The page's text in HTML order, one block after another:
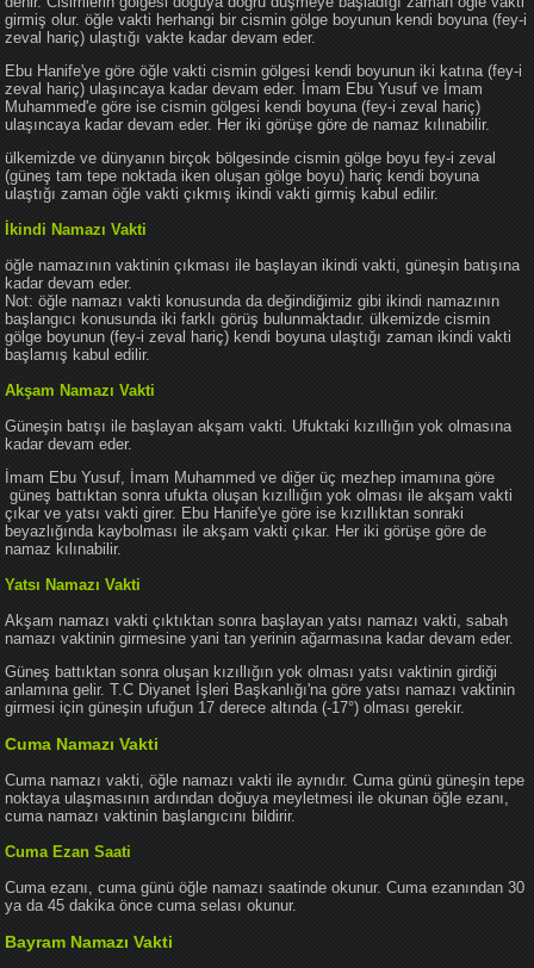
girmiş olur. öğle vakti herhangi bir cismin gölge boyunun kendi boyuna (fey-i
zeval hariç) ulaştığı vakte kadar devam eder.
Ebu Hanife'ye göre öğle vakti cismin gölgesi kendi boyunun iki katına (fey-i
zeval hariç) ulaşıncaya kadar devam eder. İmam Ebu Yusuf ve İmam
Muhammed'e göre ise cismin gölgesi kendi boyuna (fey-i zeval hariç)
ulaşıncaya kadar devam eder. Her iki görüşe göre de namaz kılınabilir.
ülkemizde ve dünyanın birçok bölgesinde cismin gölge boyu fey-i zeval
(güneş tam tepe noktada iken oluşan gölge boyu) hariç kendi boyuna
ulaştığı zaman öğle vakti çıkmış ikindi vakti girmiş kabul edilir.
İkindi Namazı Vakti
öğle namazının vaktinin çıkması ile başlayan ikindi vakti, güneşin batışına
kadar devam eder.
Not: öğle namazı vakti konusunda da değindiğimiz gibi ikindi namazının
başlangıcı konusunda iki farklı görüş bulunmaktadır. ülkemizde cismin
gölge boyunun (fey-i zeval hariç) kendi boyuna ulaştığı zaman ikindi vakti
başlamış kabul edilir.
Akşam Namazı Vakti
Güneşin batışı ile başlayan akşam vakti. Ufuktaki kızıllığın yok olmasına
kadar devam eder.
İmam Ebu Yusuf, İmam Muhammed ve diğer üç mezhep imamına göre
güneş battıktan sonra ufukta oluşan kızıllığın yok olması ile akşam vakti
çıkar ve yatsı vakti girer. Ebu Hanife'ye göre ise kızıllıktan sonraki
beyazlığında kaybolması ile akşam vakti çıkar. Her iki görüşe göre de
namaz kılınabilir.
Yatsı Namazı Vakti
Akşam namazı vakti çıktıktan sonra başlayan yatsı namazı vakti, sabah
namazı vaktinin girmesine yani tan yerinin ağarmasına kadar devam eder.
Güneş battıktan sonra oluşan kızıllığın yok olması yatsı vaktinin girdiği
anlamına gelir. T.C Diyanet İşleri Başkanlığı'na göre yatsı namazı vaktinin
girmesi için güneşin ufuğun 17 derece altında (-17°) olması gerekir.
Cuma Namazı Vakti
Cuma namazı vakti, öğle namazı vakti ile aynıdır. Cuma günü güneşin tepe
noktaya ulaşmasının ardından doğuya meyletmesi ile okunan öğle ezanı,
cuma namazı vaktinin başlangıcını bildirir.
Cuma Ezan Saati
Cuma ezanı, cuma günü öğle namazı saatinde okunur. Cuma ezanından 30
ya da 45 dakika önce cuma selası okunur.
Bayram Namazı Vakti